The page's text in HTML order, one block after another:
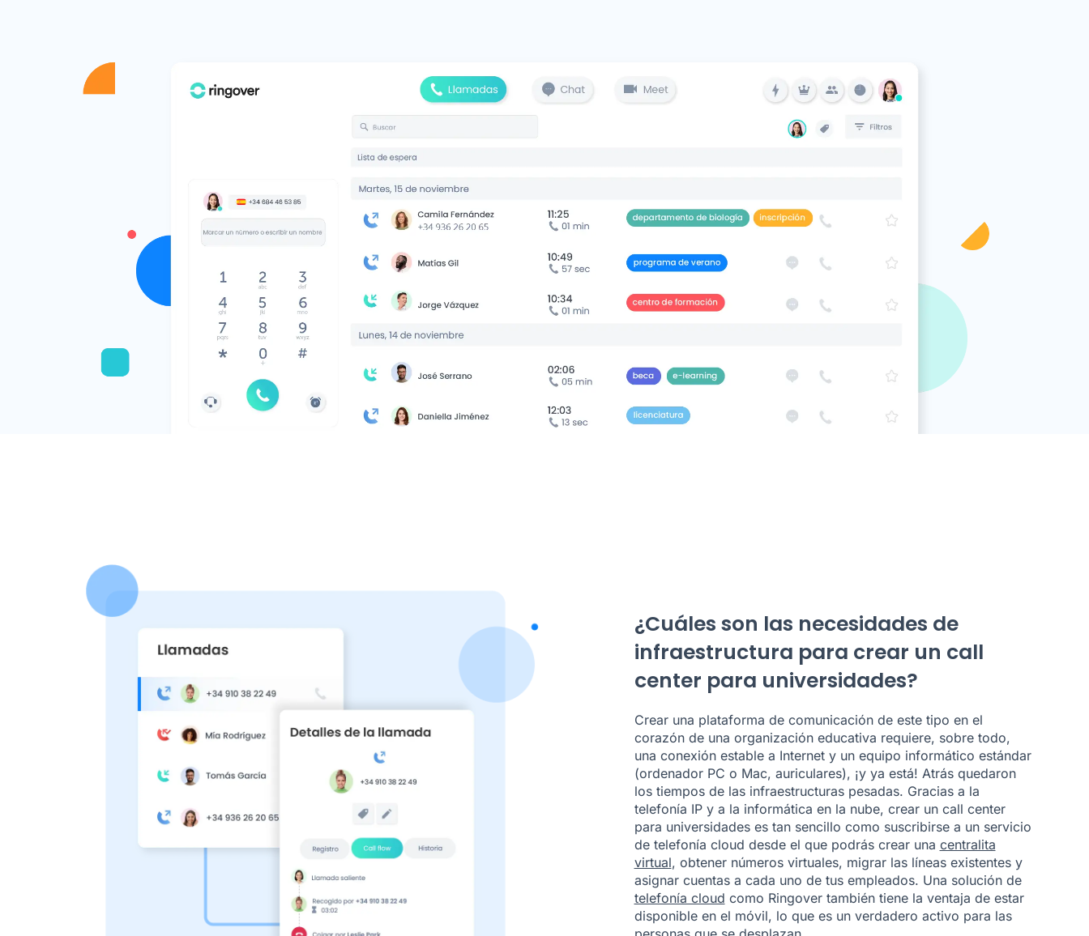
¿Cuáles son las necesidades de
infraestructura para crear un call
center para universidades?
Crear una plataforma de comunicación de este tipo en el
corazón de una organización educativa requiere, sobre todo,
una conexión estable a Internet y un equipo informático estándar
(ordenador PC o Mac, auriculares), ¡y ya está! Atrás quedaron
los tiempos de las infraestructuras pesadas. Gracias a la
telefonía IP y a la informática en la nube, crear un call center
para universidades es tan sencillo como suscribirse a un servicio
de telefonía cloud desde el que podrás crear una centralita
virtual, obtener números virtuales, migrar las líneas existentes y
asignar cuentas a cada uno de tus empleados. Una solución de
telefonía cloud como Ringover también tiene la ventaja de estar
disponible en el móvil, lo que es un verdadero activo para las